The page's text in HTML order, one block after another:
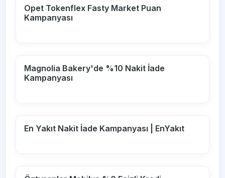
Opet Tokenflex Fasty Market Puan
Kampanyası
Magnolia Bakery'de %10 Nakit İade
Kampanyası
En Yakıt Nakit İade Kampanyası | EnYakıt